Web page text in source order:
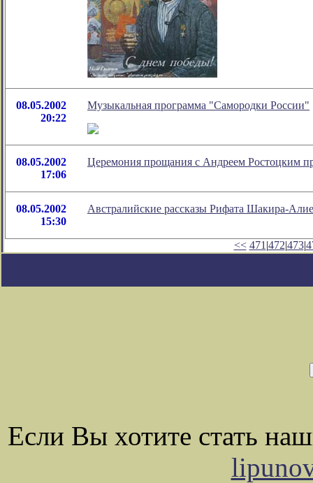
08.05.2002
20:22
Музыкальная программа "Самородки России"
08.05.2002
17:06
Церемония прощания с Андреем Ростоцким
08.05.2002
15:30
Австралийские рассказы Рифата Шакира-
<< 471 |472|473|
Если Вы хотите стать